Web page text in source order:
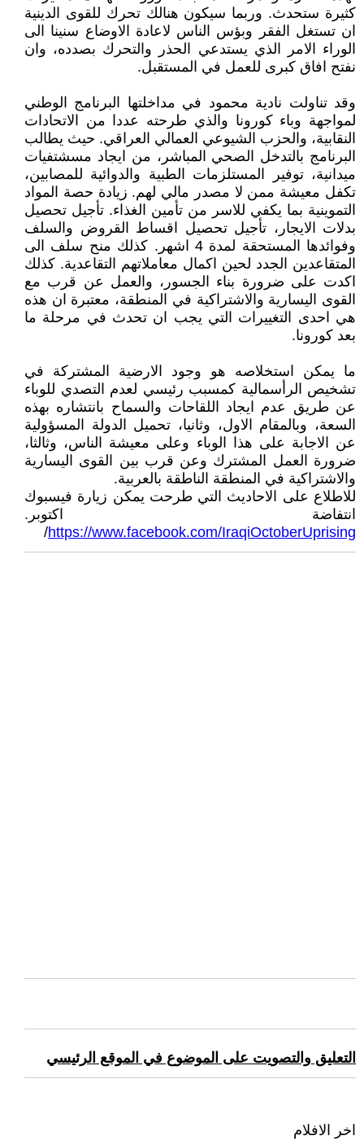
كثيرة ستحدث. وربما سيكون هنالك تحرك للقوى الدينية
ان تستغل الفقر وبؤس الناس لاعادة الاوضاع سنينا الى
الوراء الامر الذي يستدعي الحذر والتحرك بصدده، وان
نفتح افاق كبرى للعمل في المستقبل.
وقد تناولت نادية محمود في مداخلتها البرنامج الوطني
لمواجهة وباء كورونا والذي طرحته عددا من الاتحادات
النقابية، والحزب الشيوعي العمالي العراقي. حيث يطالب
البرنامج بالتدخل الصحي المباشر، من ايجاد مسشتفيات
ميدانية، توفير المستلزمات الطبية والدوائية للمصابين،
تكفل معيشة ممن لا مصدر مالي لهم. زيادة حصة المواد
التموينية بما يكفي للاسر من تأمين الغذاء. تأجيل تحصيل
بدلات الايجار، تأجيل تحصيل اقساط القروض والسلف
وفوائدها المستحقة لمدة 4 اشهر. كذلك منح سلف الى
المتقاعدين الجدد لحين اكمال معاملاتهم التقاعدية. كذلك
اكدت على ضرورة بناء الجسور، والعمل عن قرب مع
القوى اليسارية والاشتراكية في المنطقة، معتبرة ان هذه
هي احدى التغييرات التي يجب ان تحدث في مرحلة ما
بعد كورونا.
ما يمكن استخلاصه هو وجود الارضية المشتركة في
تشخيص الرأسمالية كمسبب رئيسي لعدم التصدي للوباء
عن طريق عدم ايجاد اللقاحات والسماح بانتشاره بهذه
السعة، وبالمقام الاول، وثانيا، تحميل الدولة المسؤولية
عن الاجابة على هذا الوباء وعلى معيشة الناس، وثالثا،
ضرورة العمل المشترك وعن قرب بين القوى اليسارية
والاشتراكية في المنطقة الناطقة بالعربية.
للاطلاع على الاحاديث التي طرحت يمكن زيارة فيسبوك
انتفاضة اكتوبر.
https://www.facebook.com/IraqiOctoberUprising
/
التعليق والتصويت على الموضوع في الموقع الرئيسي
اخر الافلام